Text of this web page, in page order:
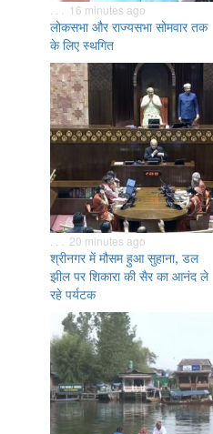
. . . 16 minutes ago
लोकसभा और राज्यसभा सोमवार तक
के लिए स्थगित
. . . 20 minutes ago
श्रीनगर में मौसम हुआ सुहाना, डल
झील पर शिकारा की सैर का आनंद ले
रहे पर्यटक